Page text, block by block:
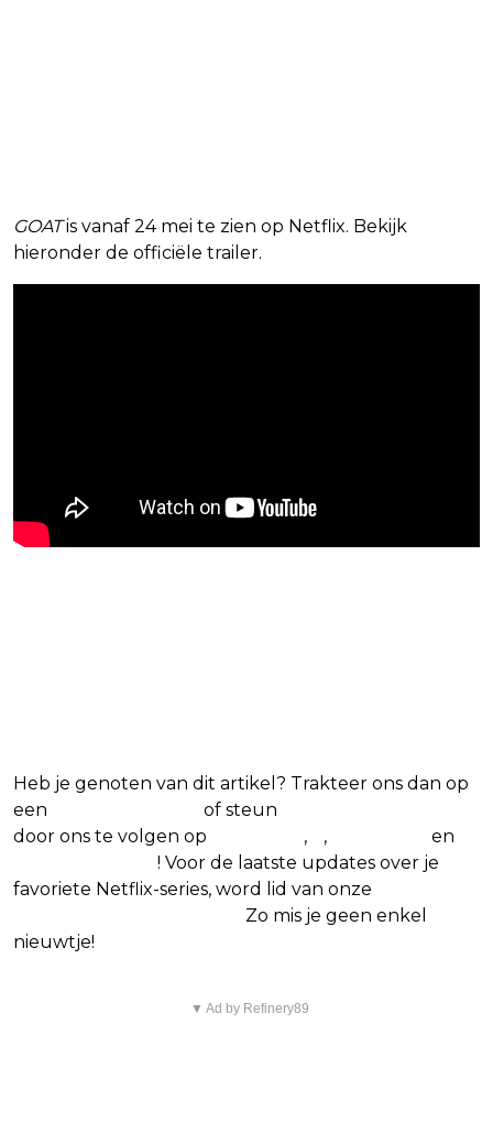
GOATis vanaf 24 mei te zien op Netflix. Bekijk
hieronder de officiële trailer.
Heb je genoten van dit artikel? Trakteer ons dan op
een
of steun
door ons te volgen op
, ,
en
! Voor de laatste updates over je
favoriete Netflix-series, word lid van onze
Zo mis je geen enkel
nieuwtje!
▼ Ad by Refinery89